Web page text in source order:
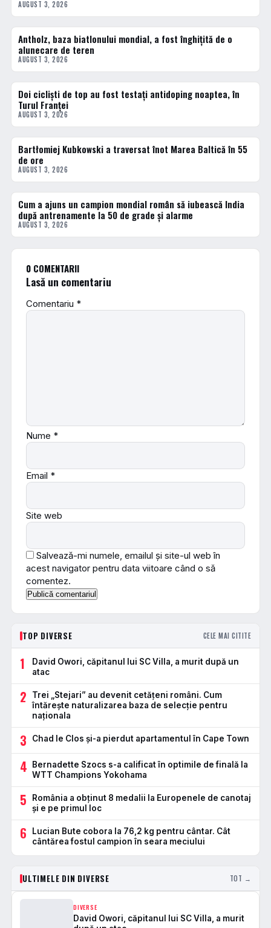
AUGUST 3, 2026
DIVERSE
Antholz, baza biatlonului mondial, a fost înghițită de o
alunecare de teren
AUGUST 3, 2026
DIVERSE
Doi cicliști de top au fost testați antidoping noaptea, în
Turul Franței
AUGUST 3, 2026
DIVERSE
Bartłomiej Kubkowski a traversat înot Marea Baltică în 55
de ore
AUGUST 3, 2026
DIVERSE
Cum a ajuns un campion mondial român să iubească India
după antrenamente la 50 de grade și alarme
AUGUST 3, 2026
0 COMENTARII
Lasă un comentariu
Comentariu *
Nume *
Email *
Site web
Salvează-mi numele, emailul și site-ul web în
acest navigator pentru data viitoare când o să
comentez.
TOP DIVERSE CELE MAI CITITE
1
David Owori, căpitanul lui SC Villa, a murit după un
atac
2
Trei „Stejari” au devenit cetățeni români. Cum
întărește naturalizarea baza de selecție pentru
naționala
3 Chad le Clos și-a pierdut apartamentul în Cape Town
4
Bernadette Szocs s-a calificat în optimile de finală la
WTT Champions Yokohama
5
România a obținut 8 medalii la Europenele de canotaj
și e pe primul loc
6
Lucian Bute cobora la 76,2 kg pentru cântar. Cât
cântărea fostul campion în seara meciului
ULTIMELE DIN DIVERSE TOT →
DIVERSE
David Owori, căpitanul lui SC Villa, a murit